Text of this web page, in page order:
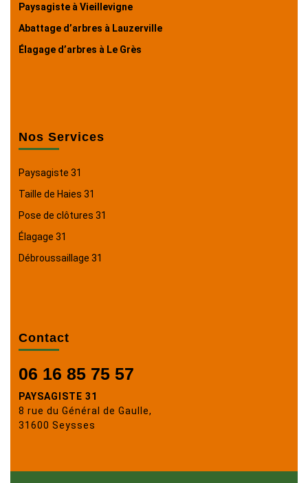
Paysagiste à Vieillevigne
Abattage d’arbres à Lauzerville
Élagage d’arbres à Le Grès
Nos Services
Paysagiste 31
Taille de Haies 31
Pose de clôtures 31
Élagage 31
Débroussaillage 31
Contact
06 16 85 75 57
PAYSAGISTE 31
8 rue du Général de Gaulle,
31600 Seysses